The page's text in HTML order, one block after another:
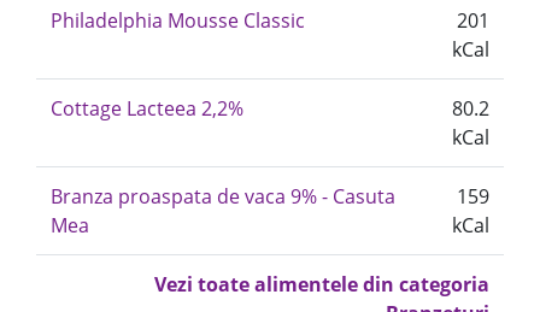
Philadelphia Mousse Classic
201
kCal
Cottage Lacteea 2,2%
80.2
kCal
Branza proaspata de vaca 9% - Casuta
Mea
159
kCal
Vezi toate alimentele din categoria